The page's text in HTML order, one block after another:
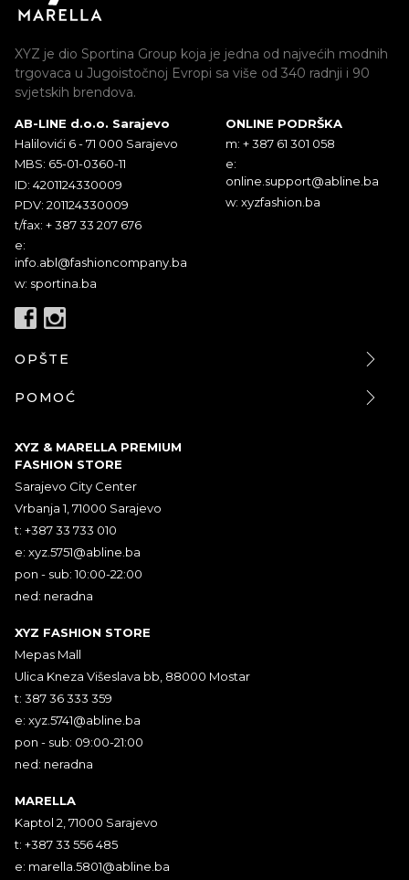
XYZ je dio Sportina Group koja je jedna od najvećih modnih
trgovaca u Jugoistočnoj Evropi sa više od 340 radnji i 90
svjetskih brendova.
AB-LINE d.o.o. Sarajevo
Halilovići 6 - 71 000 Sarajevo
MBS: 65-01-0360-11
ID: 4201124330009
PDV: 201124330009
t/fax: + 387 33 207 676
e:
info.abl@fashioncompany.ba
w: sportina.ba
ONLINE PODRŠKA
m: + 387 61 301 058
e:
online.support@abline.ba
w: xyzfashion.ba
OPŠTE
POMOĆ
XYZ & MARELLA PREMIUM
FASHION STORE
Sarajevo City Center
Vrbanja 1, 71000 Sarajevo
t: +387 33 733 010
e: xyz.5751@abline.ba
pon - sub: 10:00-22:00
ned: neradna
XYZ FASHION STORE
Mepas Mall
Ulica Kneza Višeslava bb, 88000 Mostar
t: 387 36 333 359
e: xyz.5741@abline.ba
pon - sub: 09:00-21:00
ned: neradna
MARELLA
Kaptol 2, 71000 Sarajevo
t: +387 33 556 485
e: marella.5801@abline.ba